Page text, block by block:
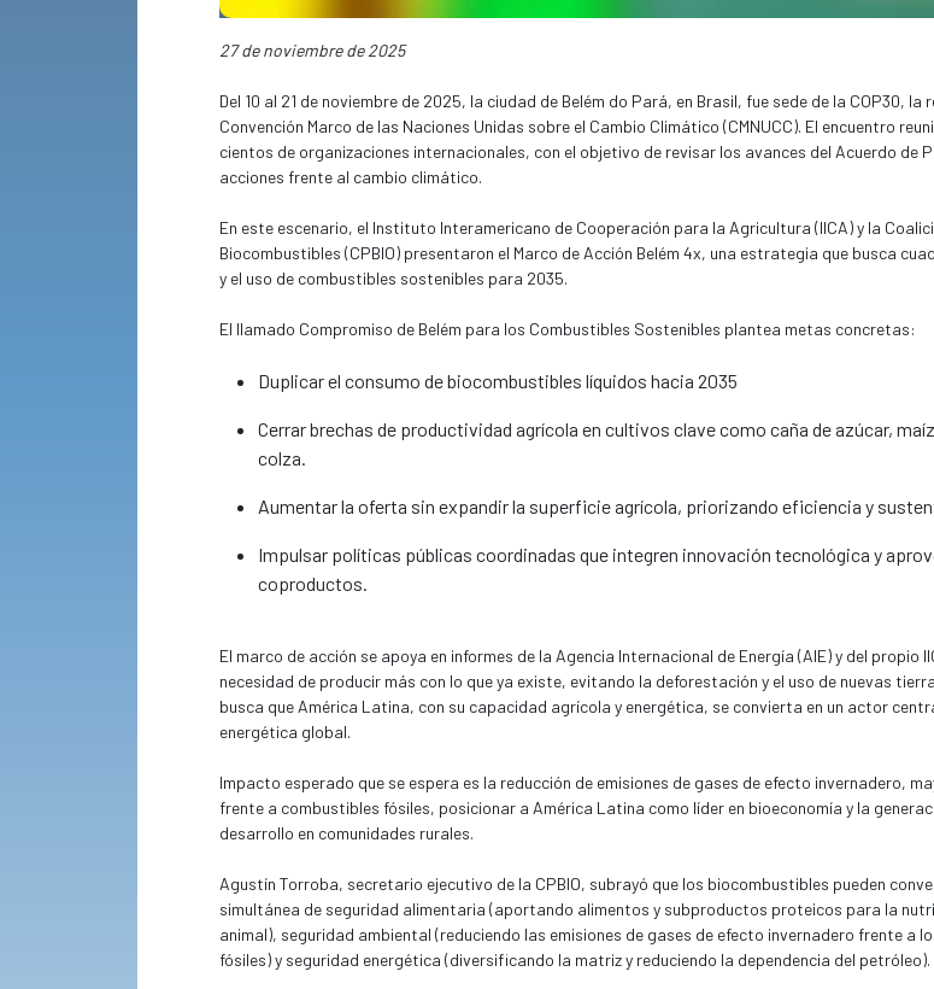
27 de noviembre de 2025
Del 10 al 21 de noviembre de 2025, la ciudad de Belém do Pará, en Brasil, fue sede de la COP30, la
Convención Marco de las Naciones Unidas sobre el Cambio Climático (CMNUCC). El encuentro
cientos de organizaciones internacionales, con el objetivo de revisar los avances del Acuerdo de
acciones frente al cambio climático.
En este escenario, el Instituto Interamericano de Cooperación para la Agricultura (IICA) y la
Biocombustibles (CPBIO) presentaron el Marco de Acción Belém 4x, una estrategia que busca
y el uso de combustibles sostenibles para 2035.
El llamado Compromiso de Belém para los Combustibles Sostenibles plantea metas concretas:
Duplicar el consumo de biocombustibles líquidos hacia 2035
Cerrar brechas de productividad agrícola en cultivos clave como caña de azúcar,
colza.
Aumentar la oferta sin expandir la superficie agrícola, priorizando eficiencia y
Impulsar políticas públicas coordinadas que integren innovación tecnológica y
coproductos.
El marco de acción se apoya en informes de la Agencia Internacional de Energía (AIE) y del propio
necesidad de producir más con lo que ya existe, evitando la deforestación y el uso de nuevas
busca que América Latina, con su capacidad agrícola y energética, se convierta en un actor
energética global.
Impacto esperado que se espera es la reducción de emisiones de gases de efecto invernadero,
frente a combustibles fósiles, posicionar a América Latina como líder en bioeconomía y la
desarrollo en comunidades rurales.
Agustín Torroba, secretario ejecutivo de la CPBIO, subrayó que los biocombustibles pueden
simultánea de seguridad alimentaria (aportando alimentos y subproductos proteicos para la
animal), seguridad ambiental (reduciendo las emisiones de gases de efecto invernadero frente a
fósiles) y seguridad energética (diversificando la matriz y reduciendo la dependencia del petróleo).